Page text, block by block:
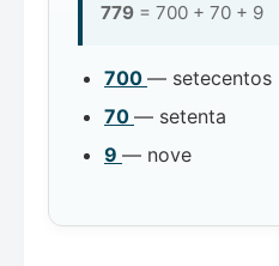
779 = 700 + 70 + 9
700 — setecentos
70 — setenta
9 — nove